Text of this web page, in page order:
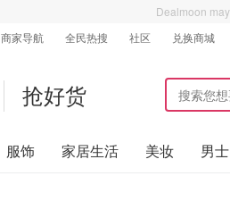
Dealmoon
商家导航 全民热搜 社区 兑换商城
抢好货
服饰 家居生活 美妆 男士